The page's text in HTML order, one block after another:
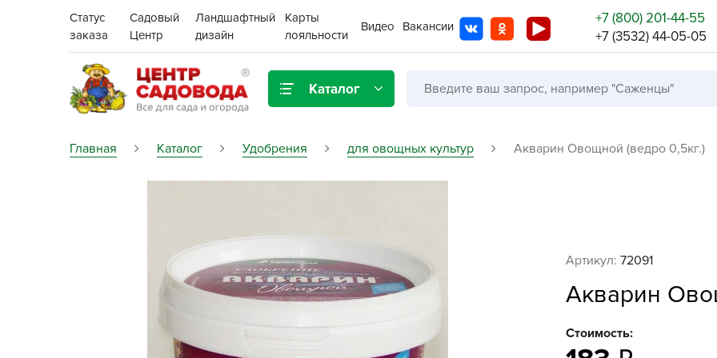
Статус
заказа
Садовый
Центр
Ландшафтный
дизайн
Карты
лояльности
Видео Вакансии
+7 (800) 201-44-55
+7 (3532) 44-05-05
Каталог
Газонная трава
Грунты, дренаж, мульча
Ёмкости для рассады и
Картофель семенной
Цена:
Главная Каталог Удобрения для овощных культур Акварин Овощной (ведро 0,5кг.)
Артикул: 72091
Акварин
Стоимость: